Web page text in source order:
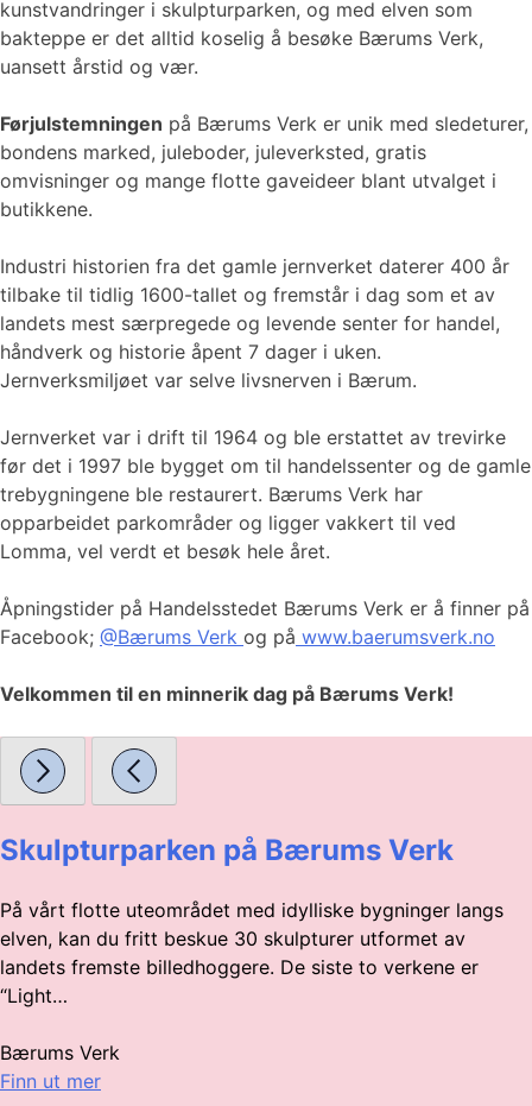
kunstvandringer i skulpturparken, og med elven som
bakteppe er det alltid koselig å besøke Bærums Verk,
uansett årstid og vær.
Førjulstemningen på Bærums Verk er unik med sledeturer,
bondens marked, juleboder, juleverksted, gratis
omvisninger og mange flotte gaveideer blant utvalget i
butikkene.
Industri historien fra det gamle jernverket daterer 400 år
tilbake til tidlig 1600-tallet og fremstår i dag som et av
landets mest særpregede og levende senter for handel,
håndverk og historie åpent 7 dager i uken.
Jernverksmiljøet var selve livsnerven i Bærum.
Jernverket var i drift til 1964 og ble erstattet av trevirke
før det i 1997 ble bygget om til handelssenter og de gamle
trebygningene ble restaurert. Bærums Verk har
opparbeidet parkområder og ligger vakkert til ved
Lomma, vel verdt et besøk hele året.
Åpningstider på Handelsstedet Bærums Verk er å finner på
Facebook; @Bærums Verk og på www.baerumsverk.no
Velkommen til en minnerik dag på Bærums Verk!
Skulpturparken på Bærums Verk
På vårt flotte uteområdet med idylliske bygninger langs
elven, kan du fritt beskue 30 skulpturer utformet av
landets fremste billedhoggere. De siste to verkene er
“Light…
Bærums Verk
Finn ut mer